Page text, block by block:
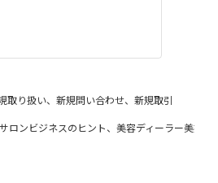
り扱い、新規問い合わせ、新規取引
ンビジネスのヒント、美容ディーラー美好屋、